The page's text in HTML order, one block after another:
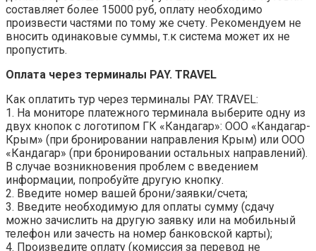
составляет более 15000 руб, оплату необходимо
произвести частями по тому же счету. Рекомендуем не
вносить одинаковые суммы, т.к система может их не
пропустить.
Оплата через терминалы PAY. TRAVEL
Как оплатить тур через терминалы PAY. TRAVEL:
1. На мониторе платежного терминала выберите одну из
двух кнопок с логотипом ГК «Кандагар»: ООО «Кандагар-
Крым» (при бронировании направления Крым) или ООО
«Кандагар» (при бронировании остальных направлений).
В случае возникновения проблем с введением
информации, попробуйте другую кнопку.
2. Введите номер вашей брони/заявки/счета;
3. Введите необходимую для оплаты сумму (сдачу
можно зачислить на другую заявку или на мобильный
телефон или зачесть на номер банковской карты);
4. Произведите оплату (комиссия за перевод не